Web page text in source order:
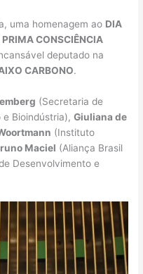
uma homenagem ao DIA
PRIMA CONSCIÊNCIA
deputado na
CARBONO.
(Secretaria de
e Bioindústria),Giuliana de
(Instituto
Maciel (Aliança Brasil
Desenvolvimento e